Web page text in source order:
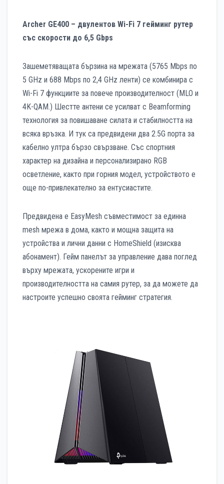
Archer GE400 – двулентов Wi-Fi 7 гейминг рутер
със скорости до 6,5 Gbps
Зашеметяващата бързина на мрежата (5765 Mbps по
5 GHz и 688 Mbps по 2,4 GHz ленти) се комбинира с
Wi-Fi 7 функциите за повече производителност (MLO и
4K-QAM.) Шестте антени се усилват с Beamforming
технология за повишаване силата и стабилността на
всяка връзка. И тук са предвидени два 2.5G порта за
кабелно ултра бързо свързване. Със спортния
характер на дизайна и персонализирано RGB
осветление, както при горния модел, устройството е
още по-привлекателно за ентусиастите.
Предвидена е EasyMesh съвместимост за единна
mesh мрежа в дома, както и мощна защита на
устройства и лични данни с HomeShield (изисква
абонамент). Гейм панелът за управление дава поглед
върху мрежата, ускорените игри и
производителността на самия рутер, за да можете да
настроите успешно своята гейминг стратегия.